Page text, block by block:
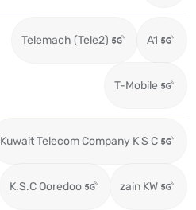
Telemach (Tele2) A1
T-Mobile
Kuwait Telecom Company K S C
K.S.C Ooredoo zain KW